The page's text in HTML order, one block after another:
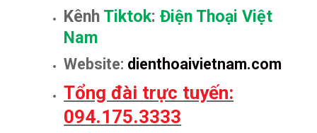
Kênh Tiktok:Điện Thoại Việt
Nam
Website: dienthoaivietnam.com
Tổng đài trực tuyến:
094.175.3333